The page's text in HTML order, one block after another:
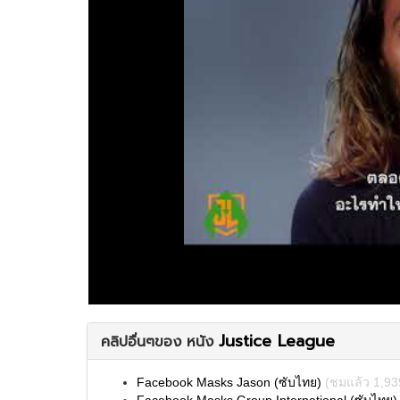
คลิปอื่นๆของ หนัง Justice League
Facebook Masks Jason (ซับไทย) (ชมแล้ว